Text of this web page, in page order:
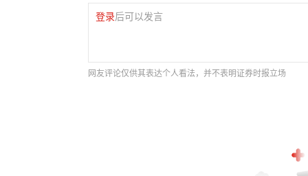
登录后可以发言
网友评论仅供其表达个人看法，并不表明证券时报立场